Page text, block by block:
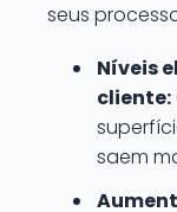
seus
Níveis
cliente:
saem